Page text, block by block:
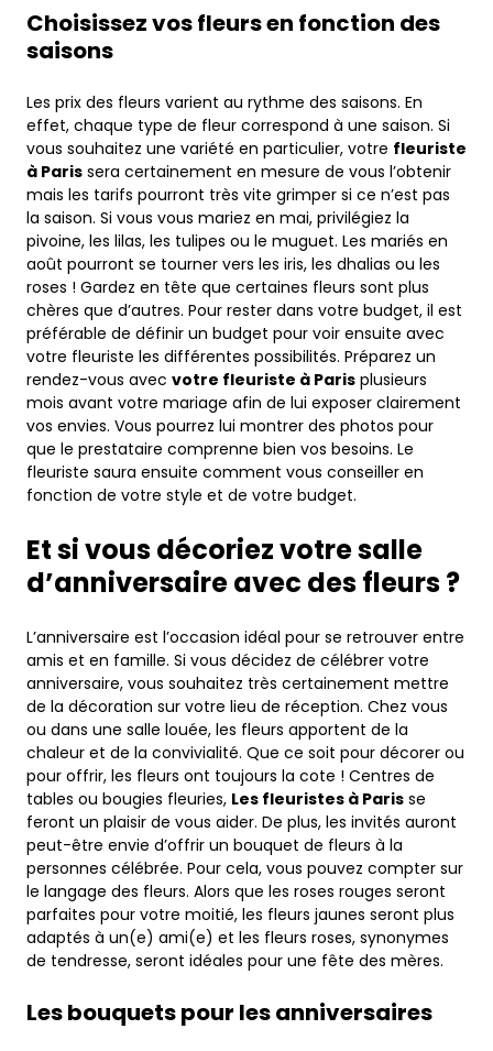
Choisissez vos fleurs en fonction des
saisons
Les prix des fleurs varient au rythme des saisons. En
effet, chaque type de fleur correspond à une saison. Si
vous souhaitez une variété en particulier, votre fleuriste
à Paris sera certainement en mesure de vous l’obtenir
mais les tarifs pourront très vite grimper si ce n’est pas
la saison. Si vous vous mariez en mai, privilégiez la
pivoine, les lilas, les tulipes ou le muguet. Les mariés en
août pourront se tourner vers les iris, les dhalias ou les
roses ! Gardez en tête que certaines fleurs sont plus
chères que d’autres. Pour rester dans votre budget, il est
préférable de définir un budget pour voir ensuite avec
votre fleuriste les différentes possibilités. Préparez un
rendez-vous avec votre fleuriste à Paris plusieurs
mois avant votre mariage afin de lui exposer clairement
vos envies. Vous pourrez lui montrer des photos pour
que le prestataire comprenne bien vos besoins. Le
fleuriste saura ensuite comment vous conseiller en
fonction de votre style et de votre budget.
Et si vous décoriez votre salle
d’anniversaire avec des fleurs ?
L’anniversaire est l’occasion idéal pour se retrouver entre
amis et en famille. Si vous décidez de célébrer votre
anniversaire, vous souhaitez très certainement mettre
de la décoration sur votre lieu de réception. Chez vous
ou dans une salle louée, les fleurs apportent de la
chaleur et de la convivialité. Que ce soit pour décorer ou
pour offrir, les fleurs ont toujours la cote ! Centres de
tables ou bougies fleuries, Les fleuristes à Paris se
feront un plaisir de vous aider. De plus, les invités auront
peut-être envie d’offrir un bouquet de fleurs à la
personnes célébrée. Pour cela, vous pouvez compter sur
le langage des fleurs. Alors que les roses rouges seront
parfaites pour votre moitié, les fleurs jaunes seront plus
adaptés à un(e) ami(e) et les fleurs roses, synonymes
de tendresse, seront idéales pour une fête des mères.
Les bouquets pour les anniversaires